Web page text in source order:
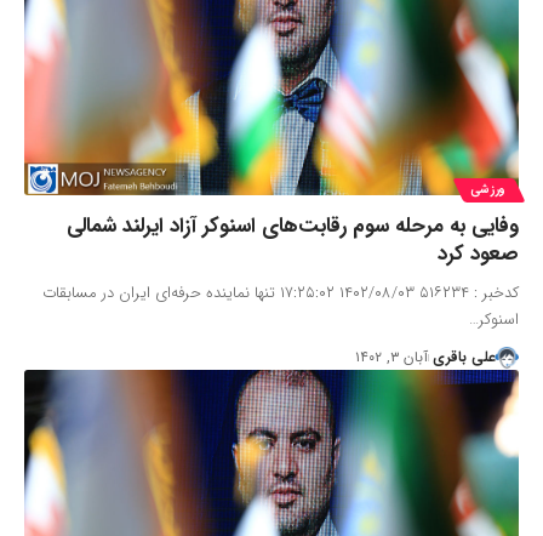
ورزشی
وفایی به مرحله سوم رقابت‌های اسنوکر آزاد ایرلند شمالی
صعود کرد
کدخبر : ۵۱۶۲۳۴ ۱۴۰۲/۰۸/۰۳ ۱۷:۲۵:۰۲ تنها نماینده حرفه‌ای ایران در مسابقات
اسنوکر…
علی باقری آبان ۳, ۱۴۰۲